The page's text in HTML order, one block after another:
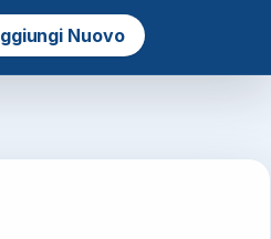
Nuovo